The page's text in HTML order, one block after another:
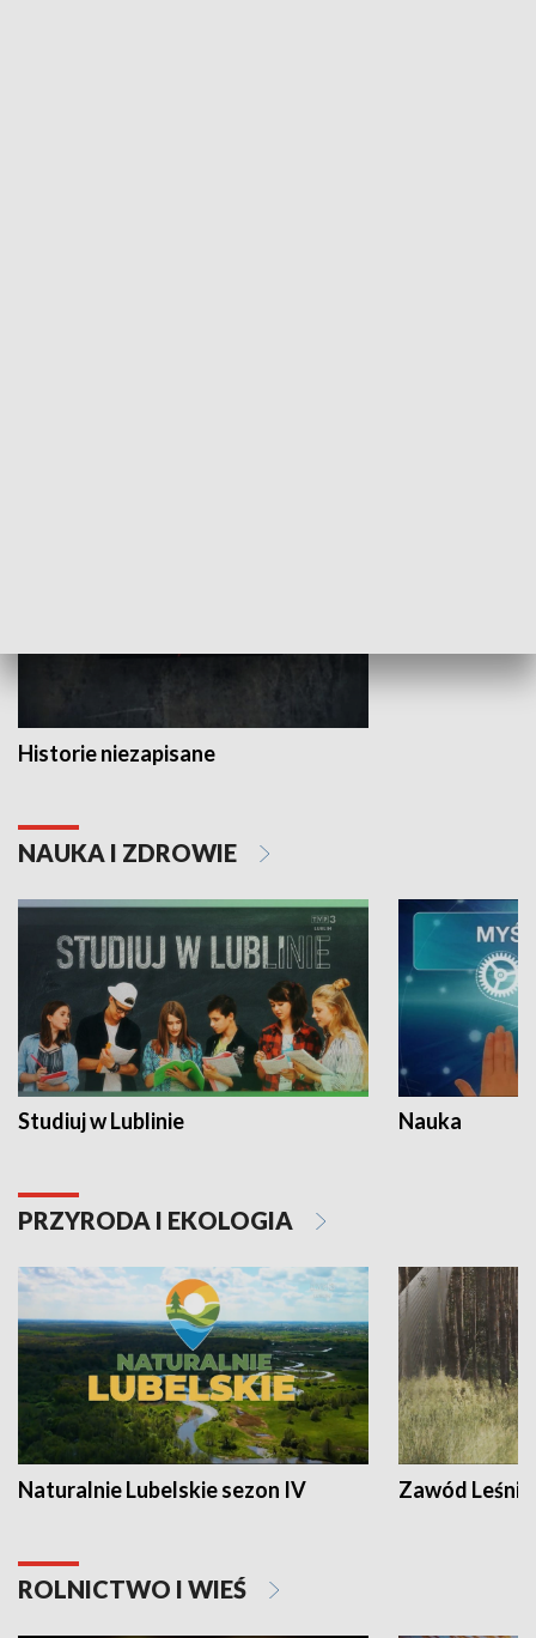
Historie niezapisane
NAUKA I ZDROWIE
Studiuj w Lublinie Nauka
PRZYRODA I EKOLOGIA
Naturalnie Lubelskie sezon IV Zawód Leśnik
ROLNICTWO I WIEŚ